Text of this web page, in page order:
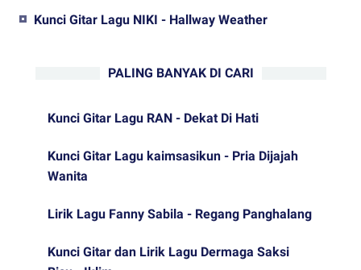
Kunci Gitar Lagu NIKI - Hallway Weather
PALING BANYAK DI CARI
Kunci Gitar Lagu RAN - Dekat Di Hati
Kunci Gitar Lagu kaimsasikun - Pria Dijajah
Wanita
Lirik Lagu Fanny Sabila - Regang Panghalang
Kunci Gitar dan Lirik Lagu Dermaga Saksi